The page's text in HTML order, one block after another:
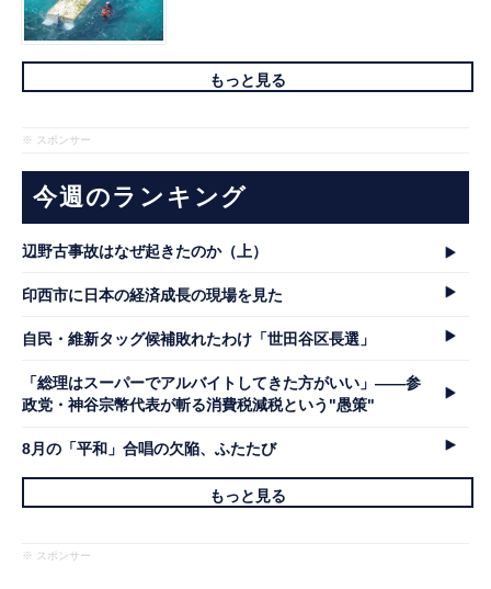
もっと見る
※ スポンサー
今週のランキング
辺野古事故はなぜ起きたのか（上）
印西市に日本の経済成長の現場を見た
自民・維新タッグ候補敗れたわけ「世田谷区長選」
「総理はスーパーでアルバイトしてきた方がいい」――参
政党・神谷宗幣代表が斬る消費税減税という"愚策"
8月の「平和」合唱の欠陥、ふたたび
もっと見る
※ スポンサー